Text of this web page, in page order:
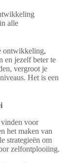
alle
ontwikkeling,
en jezelf beter te
vergroot je
Het is een
vinden voor
het maken van
strategieën om
zelfontplooiing.